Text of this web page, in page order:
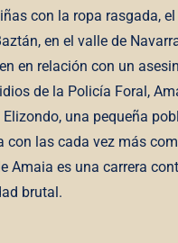
con la ropa rasgada,
en el valle de
en relación con un
de la Policía Foral,
una pequeña
las cada vez más
es una carrera
brutal.